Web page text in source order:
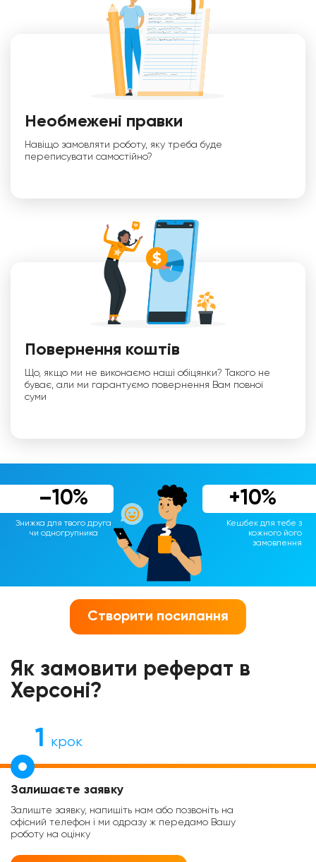
Необмежені правки
Навіщо замовляти роботу, яку треба буде
переписувати самостійно?
Повернення коштів
Що, якщо ми не виконаємо наші обіцянки? Такого не
буває, али ми гарантуємо повернення Вам повної
суми
–10%
Знижка для твого друга
чи одногрупника
+10%
Кешбек для тебе з
кожного його
замовлення
Створити посилання
Як замовити реферат в
Херсоні?
1 крок
Залишаєте заявку
Залиште заявку, напишіть нам або позвоніть на
офісний телефон і ми одразу ж передамо Вашу
роботу на оцінку